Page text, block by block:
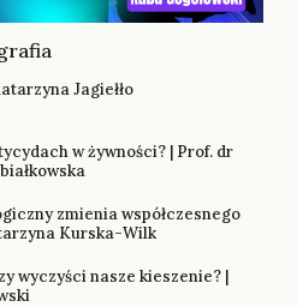
Jagiełło
w żywności? | Prof. dr
zmienia współczesnego
Kurska-Wilk
wyczyści nasze kieszenie? |